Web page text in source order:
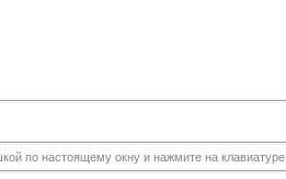
по настоящему окну и нажмите на клавиатуре